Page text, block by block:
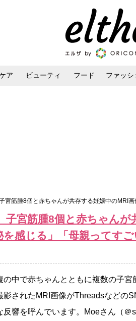
ア ビューティ フード ファッシ
筋腫8個と赤ちゃんが共存する妊娠中のMRI
宮筋腫8個と赤ちゃんが
感じる」「母親ってすご
中で赤ちゃんとともに複数の子宮
影されたMRI画像がThreadsなどの
反響を呼んでいます。Moeさん（＠